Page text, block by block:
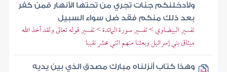
ولأدخلنكم جنات تجري من تحتها الأنهار فمن كفر
بعد ذلك منكم فقد ضل سواء السبيل
تفسير البيضاوي > تفسير سورة المائدة > تفسير قوله تعالى ولقد أخذ الله
ميثاق بني إسرائيل وبعثنا منهم اثني عشر نقيبا
وهذا كتاب أنزلناه مبارك مصدق الذي بين يديه